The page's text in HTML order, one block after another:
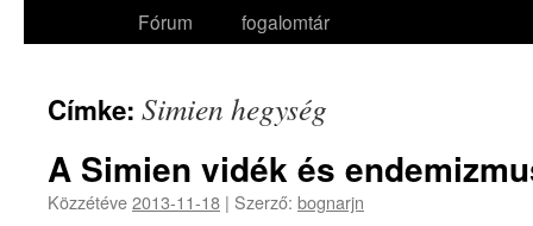
Fórum
fogalomtár
Címke: Simien hegység
A Simien vidék és
Közzétéve2013-11-18 | Szerző: bognarjn